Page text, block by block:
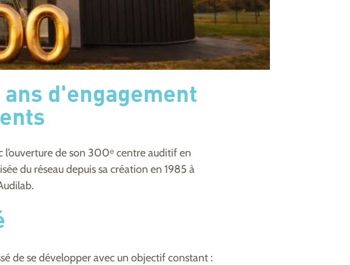
d'engagement
de son 300ᵉ centre auditif en
du réseau depuis sa création en 1985 à
de se développer avec un objectif constant :